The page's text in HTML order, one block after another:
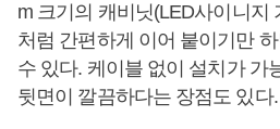
m 크기의 캐비닛(LED사이니지
처럼 간편하게 이어 붙이기만
수 있다. 케이블 없이 설치가 가
뒷면이 깔끔하다는 장점도 있다.